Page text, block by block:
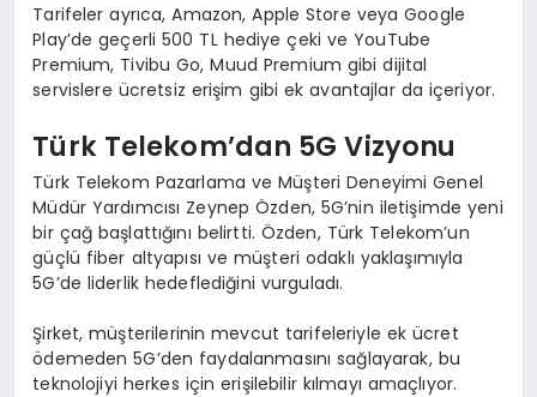
Tarifeler ayrıca, Amazon, Apple Store veya Google
Play’de geçerli 500 TL hediye çeki ve YouTube
Premium, Tivibu Go, Muud Premium gibi dijital
servislere ücretsiz erişim gibi ek avantajlar da içeriyor.
Türk Telekom’dan 5G Vizyonu
Türk Telekom Pazarlama ve Müşteri Deneyimi Genel
Müdür Yardımcısı Zeynep Özden, 5G’nin iletişimde yeni
bir çağ başlattığını belirtti. Özden, Türk Telekom’un
güçlü fiber altyapısı ve müşteri odaklı yaklaşımıyla
5G’de liderlik hedeflediğini vurguladı.
Şirket, müşterilerinin mevcut tarifeleriyle ek ücret
ödemeden 5G’den faydalanmasını sağlayarak, bu
teknolojiyi herkes için erişilebilir kılmayı amaçlıyor.